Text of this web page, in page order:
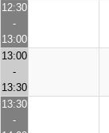
12:30
-
13:00
13:00
-
13:30
13:30
-